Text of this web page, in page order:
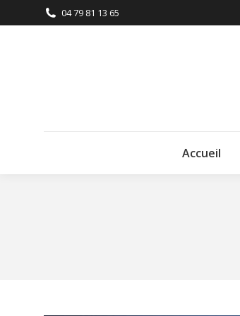
04 79 81 13 65
Accueil